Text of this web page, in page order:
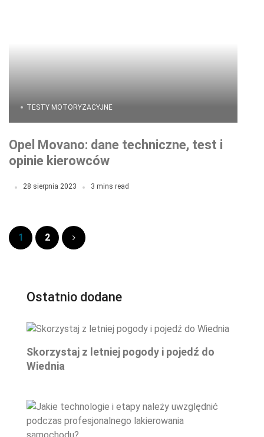
TESTY MOTORYZACYJNE
Opel Movano: dane techniczne, test i
opinie kierowców
28 sierpnia 2023 3 mins read
1 2
Ostatnio dodane
Skorzystaj z letniej pogody i pojedź do
Wiednia